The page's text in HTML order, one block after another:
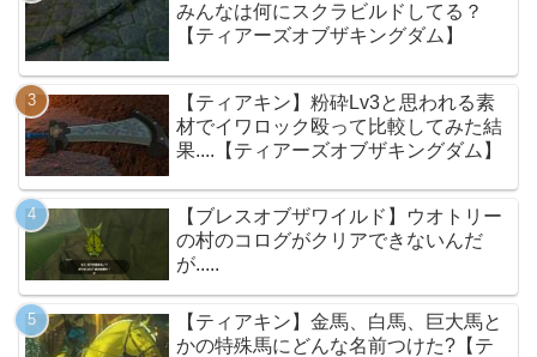
みんなは何にスクラビルドしてる？
【ティアーズオブザキングダム】
【ティアキン】粉砕Lv3と思われる素
材でイワロック殴って比較してみた結
果....【ティアーズオブザキングダム】
【ブレスオブザワイルド】ウオトリー
の村のコログがクリアできないんだ
が.....
【ティアキン】金馬、白馬、巨大馬と
かの特殊馬にどんな名前つけた?【テ